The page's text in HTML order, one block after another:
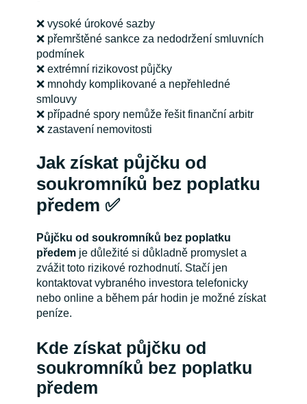
❌ vysoké úrokové sazby
❌ přemrštěné sankce za nedodržení smluvních
podmínek
❌ extrémní rizikovost půjčky
❌ mnohdy komplikované a nepřehledné
smlouvy
❌ případné spory nemůže řešit finanční arbitr
❌ zastavení nemovitosti
Jak získat půjčku od
soukromníků bez poplatku
předem ✅
Půjčku od soukromníků bez poplatku
předemje důležité si důkladně promyslet a
zvážit toto rizikové rozhodnutí. Stačí jen
kontaktovat vybraného investora telefonicky
nebo online a během pár hodin je možné získat
peníze.
Kde získat půjčku od
soukromníků bez poplatku
předem